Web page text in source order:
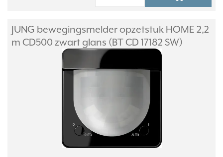
JUNG bewegingsmelder opzetstuk HOME 2,2
m CD500 zwart glans (BT CD 17182 SW)